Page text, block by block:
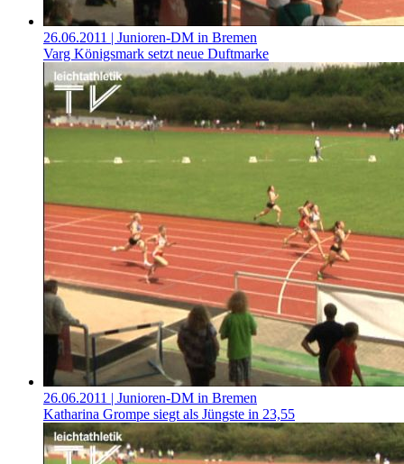
26.06.2011 | Junioren-DM in Bremen
Varg Königsmark setzt neue Duftmarke
26.06.2011 | Junioren-DM in Bremen
Katharina Grompe siegt als Jüngste in 23,55